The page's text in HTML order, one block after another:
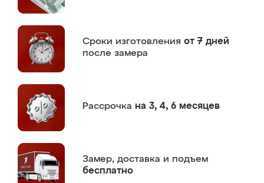
Сроки изготовления от 7 дней
после замера
Рассрочка на 3, 4, 6 месяцев
Замер, доставка и подъем
бесплатно